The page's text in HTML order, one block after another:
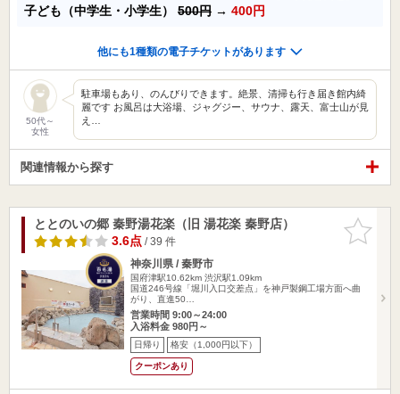
子ども（中学生・小学生） 500円 → 400円
他にも1種類の電子チケットがあります
50代～
女性
駐車場もあり、のんびりできます。絶景、清掃も行き届き館内綺
麗です お風呂は大浴場、ジャグジー、サウナ、露天、富士山が見
え…
関連情報から探す
お気に入
りに追加
ととのいの郷 秦野湯花楽（旧 湯花楽 秦野店）
3.6点/ 39 件
神奈川県 / 秦野市
国府津駅10.62km 渋沢駅1.09km
国道246号線「堀川入口交差点」を神戸製鋼工場方面へ曲
がり、直進50…
営業時間 9:00～24:00
入浴料金 980円～
日帰り 格安（1,000円以下）
クーポンあり